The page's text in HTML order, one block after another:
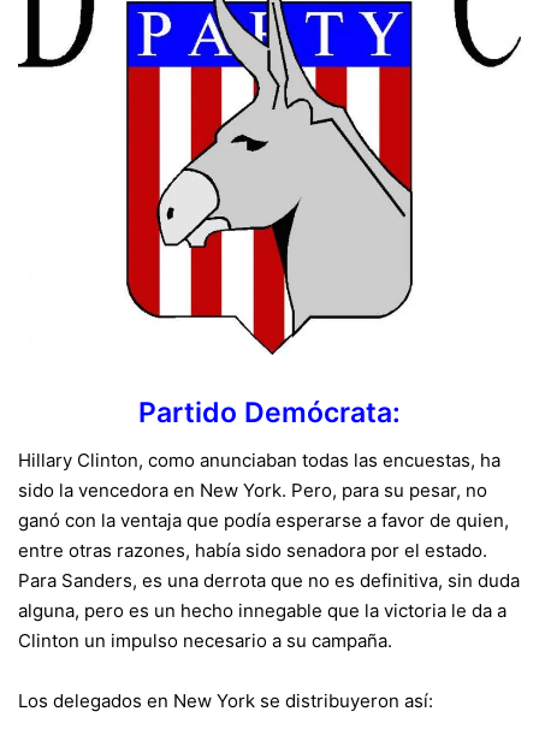
Partido Demócrata:
Hillary Clinton, como anunciaban todas las encuestas, ha
sido la vencedora en New York. Pero, para su pesar, no
ganó con la ventaja que podía esperarse a favor de quien,
entre otras razones, había sido senadora por el estado.
Para Sanders, es una derrota que no es definitiva, sin duda
alguna, pero es un hecho innegable que la victoria le da a
Clinton un impulso necesario a su campaña.
Los delegados en New York se distribuyeron así: